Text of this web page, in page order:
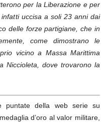
per la Liberazione e per
infatti uccisa a soli 23 anni dai
delle forze partigiane, che in
come dimostrano le
vicino a Massa Marittima
Niccioleta, dove trovarono la
puntate della web serie su
d’oro al valor militare,